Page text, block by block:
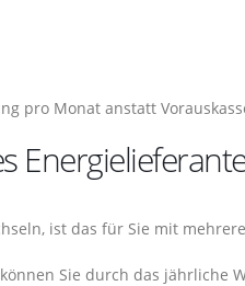
pro Monat anstatt
ist das für Sie mit
Sie durch das jährliche